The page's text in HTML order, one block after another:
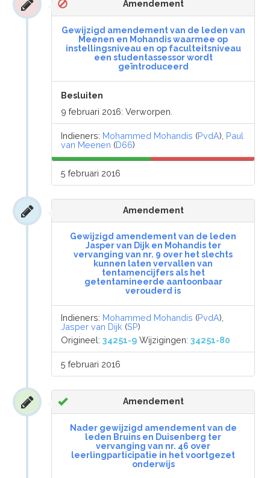
Amendement
Gewijzigd amendement van de leden van
Meenen en Mohandis waarmee op
instellingsniveau en op faculteitsniveau
een studentassessor wordt
geïntroduceerd
Besluiten
9 februari 2016: Verworpen.
Indieners: Mohammed Mohandis (PvdA), Paul
van Meenen (D66)
5 februari 2016
Amendement
Gewijzigd amendement van de leden
Jasper van Dijk en Mohandis ter
vervanging van nr. 9 over het slechts
kunnen laten vervallen van
tentamencijfers als het
getentamineerde aantoonbaar
verouderd is
Indieners: Mohammed Mohandis (PvdA),
Jasper van Dijk (SP)
Origineel:34251-9 Wijzigingen:34251-80
5 februari 2016
Amendement
Nader gewijzigd amendement van de
leden Bruins en Duisenberg ter
vervanging van nr. 46 over
leerlingparticipatie in het voortgezet
onderwijs